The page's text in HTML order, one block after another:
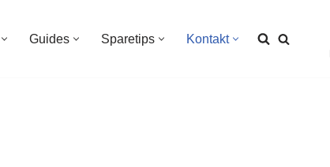
Guides Sparetips Kontakt